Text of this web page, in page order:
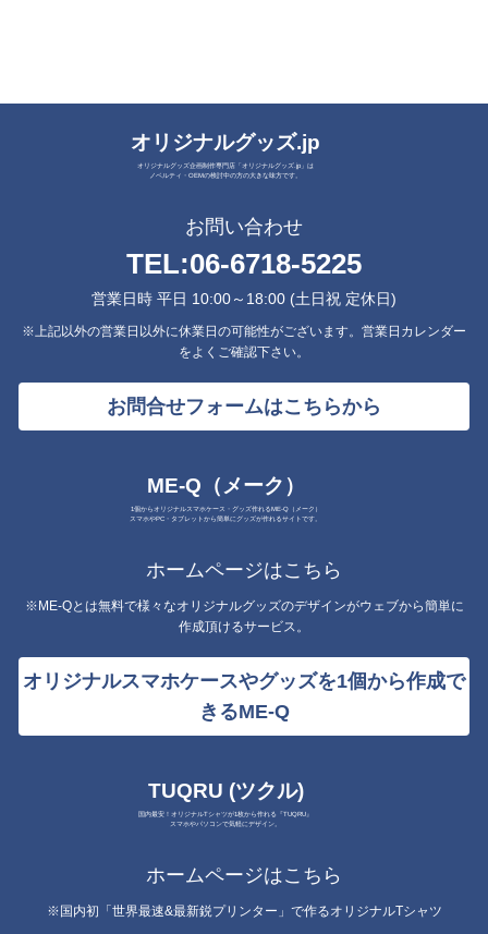
オリジナルグッズ.jp
オリジナルグッズ企画制作専門店「オリジナルグッズ.jp」は
ノベルティ・OEMの検討中の方の大きな味方です。
お問い合わせ
TEL:06-6718-5225
営業日時 平日 10:00～18:00 (土日祝 定休日)
※上記以外の営業日以外に休業日の可能性がございます。営業日カレンダー
をよくご確認下さい。
お問合せフォームはこちらから
ME-Q（メーク）
1個からオリジナルスマホケース・グッズ作れるME-Q（メーク）
スマホやPC・タブレットから簡単にグッズが作れるサイトです。
ホームページはこちら
※ME-Qとは無料で様々なオリジナルグッズのデザインがウェブから簡単に
作成頂けるサービス。
オリジナルスマホケースやグッズを1個から作成で
きるME-Q
TUQRU (ツクル)
国内最安！オリジナルTシャツが1枚から作れる『TUQRU』
スマホやパソコンで気軽にデザイン。
ホームページはこちら
※国内初「世界最速&最新鋭プリンター」で作るオリジナルTシャツ